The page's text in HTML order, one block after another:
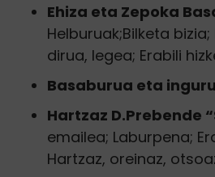
Ehiza eta Zepoka
Helburuak;Bilketa bizia;
dirua, legea; Erabili
Basaburua eta
Hartzaz D.Prebende
emailea; Laburpena;
Hartzaz, oreinaz,